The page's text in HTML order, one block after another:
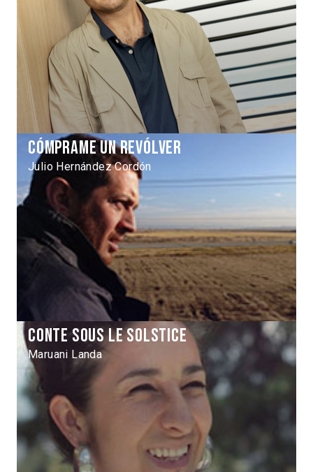
Cómprame un revólver
Julio Hernández Cordón
Conte sous le solstice
Maruani Landa